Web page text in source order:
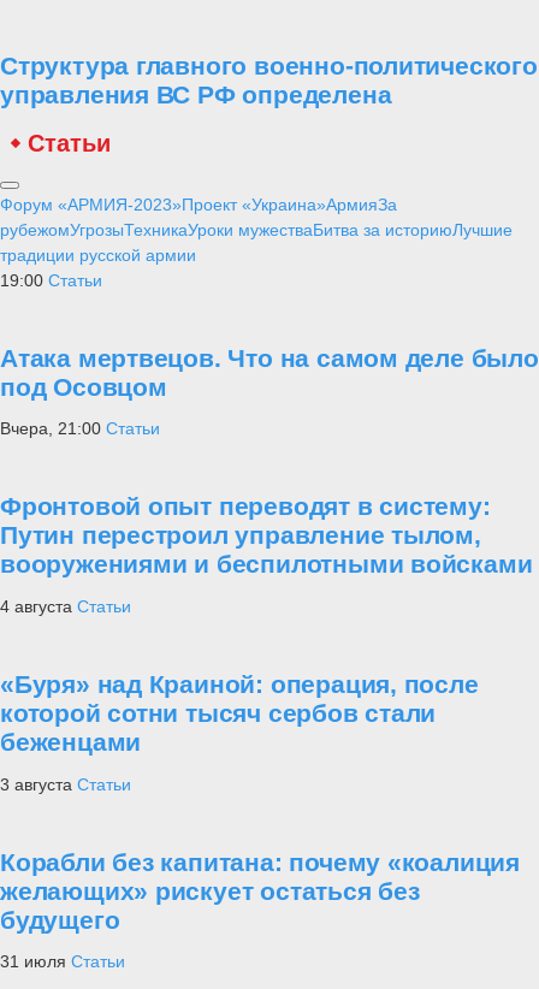
Структура главного военно-политического
управления ВС РФ определена
Статьи
Форум «АРМИЯ-2023»Проект «Украина»АрмияЗа
рубежомУгрозыТехникаУроки мужестваБитва за историюЛучшие
традиции русской армии
19:00 Статьи
Атака мертвецов. Что на самом деле было
под Осовцом
Вчера, 21:00 Статьи
Фронтовой опыт переводят в систему:
Путин перестроил управление тылом,
вооружениями и беспилотными войсками
4 августа Статьи
«Буря» над Краиной: операция, после
которой сотни тысяч сербов стали
беженцами
3 августа Статьи
Корабли без капитана: почему «коалиция
желающих» рискует остаться без
будущего
31 июля Статьи